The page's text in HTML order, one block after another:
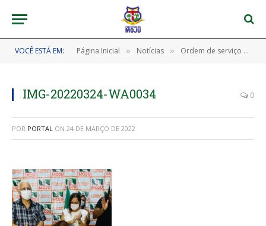
VOCÊ ESTÁ EM: Página Inicial » Notícias » Ordem de serviço para construção de praça na Vila Betânia é assinada.
IMG-20220324-WA0034 0
POR PORTAL ON 24 DE MARÇO DE 2022